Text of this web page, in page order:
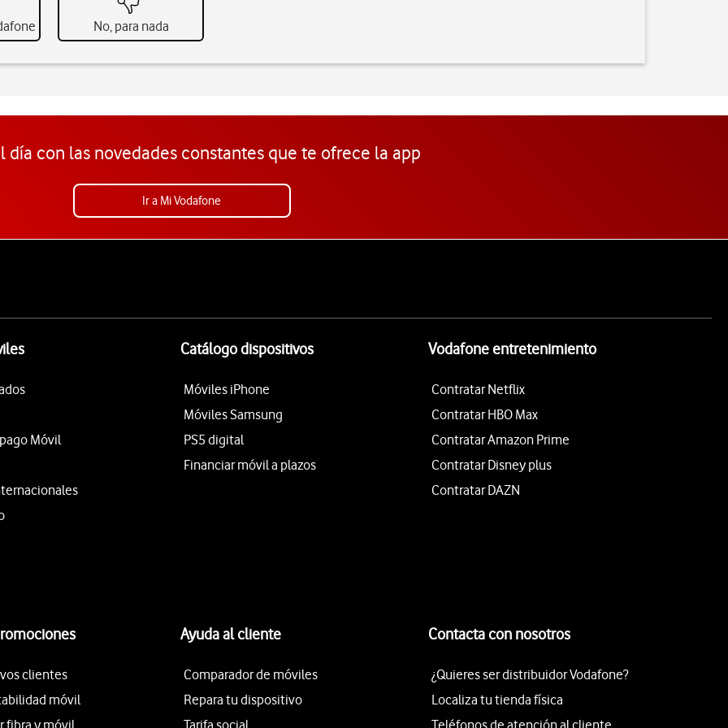
No, para nada
día con las novedades constantes que te ofrece la app
Ir a Mi Vodafone
Móvil
Catálogo dispositivos
Móviles iPhone
Móviles Samsung
PS5 digital
Financiar móvil a plazos
Vodafone entretenimiento
Contratar Netflix
Contratar HBO Max
Contratar Amazon Prime
Contratar Disney plus
Contratar DAZN
clientes
móvil
fibra y móvil
Ayuda al cliente
Comparador de móviles
Repara tu dispositivo
Tarifa social
Contacta con nosotros
¿Quieres ser distribuidor Vodafone?
Localiza tu tienda física
Teléfonos de atención al cliente